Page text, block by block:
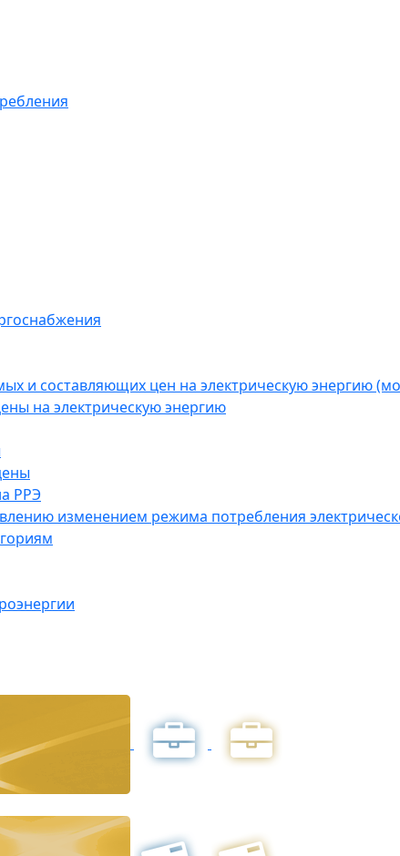
и составляющих цен на электрическую энергию
на электрическую энергию
РРЭ
изменением режима потребления